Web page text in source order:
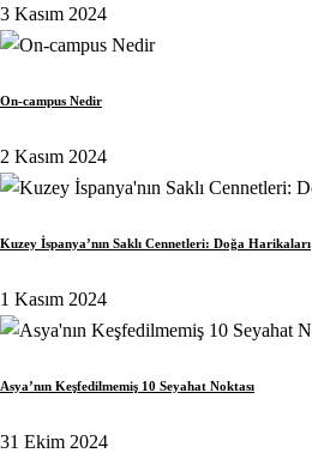
3 Kasım 2024
On-campus Nedir
2 Kasım 2024
Kuzey İspanya’nın Saklı Cennetleri: Doğa Harikaları
1 Kasım 2024
Asya’nın Keşfedilmemiş 10 Seyahat Noktası
31 Ekim 2024